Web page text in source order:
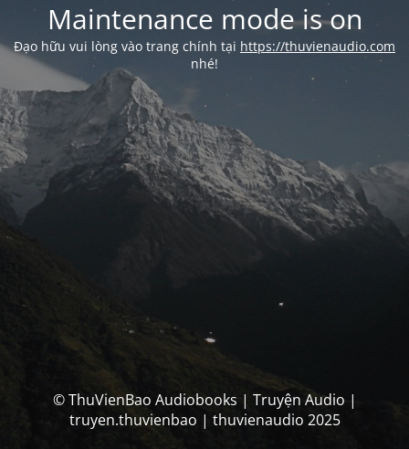
Maintenance mode is on
Đạo hữu vui lòng vào trang chính tại https://thuvienaudio.com
nhé!
© ThuVienBao Audiobooks | Truyện Audio |
truyen.thuvienbao | thuvienaudio 2025